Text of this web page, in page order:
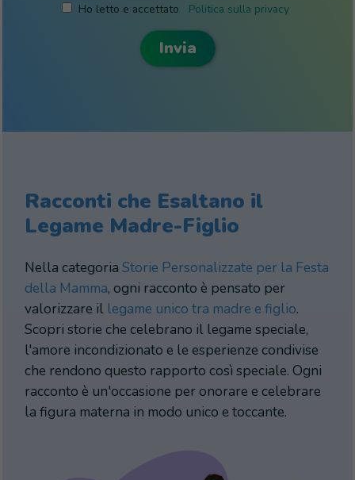
Ho letto e accettato Politica sulla privacy
Racconti che Esaltano il
Legame Madre-Figlio
Nella categoria Storie Personalizzate per la Festa
della Mamma, ogni racconto è pensato per
valorizzare il legame unico tra madre e figlio.
Scopri storie che celebrano il legame speciale,
l'amore incondizionato e le esperienze condivise
che rendono questo rapporto così speciale. Ogni
racconto è un'occasione per onorare e celebrare
la figura materna in modo unico e toccante.